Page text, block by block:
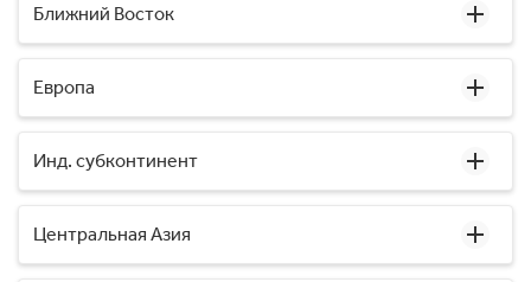
Ближний Восток
Европа
Инд. субконтинент
Центральная Азия